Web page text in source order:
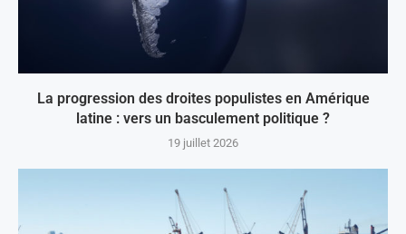
La progression des droites populistes en Amérique
latine : vers un basculement politique ?
19 juillet 2026